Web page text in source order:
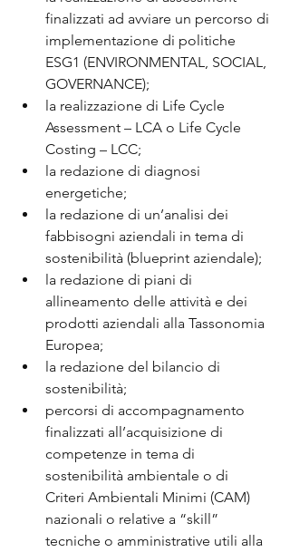
finalizzati ad avviare un percorso di
implementazione di politiche
ESG1 (ENVIRONMENTAL, SOCIAL,
GOVERNANCE);
la realizzazione di Life Cycle
Assessment – LCA o Life Cycle
Costing – LCC;
la redazione di diagnosi
energetiche;
la redazione di un’analisi dei
fabbisogni aziendali in tema di
sostenibilità (blueprint aziendale);
la redazione di piani di
allineamento delle attività e dei
prodotti aziendali alla Tassonomia
Europea;
la redazione del bilancio di
sostenibilità;
percorsi di accompagnamento
finalizzati all’acquisizione di
competenze in tema di
sostenibilità ambientale o di
Criteri Ambientali Minimi (CAM)
nazionali o relative a “skill”
tecniche o amministrative utili alla